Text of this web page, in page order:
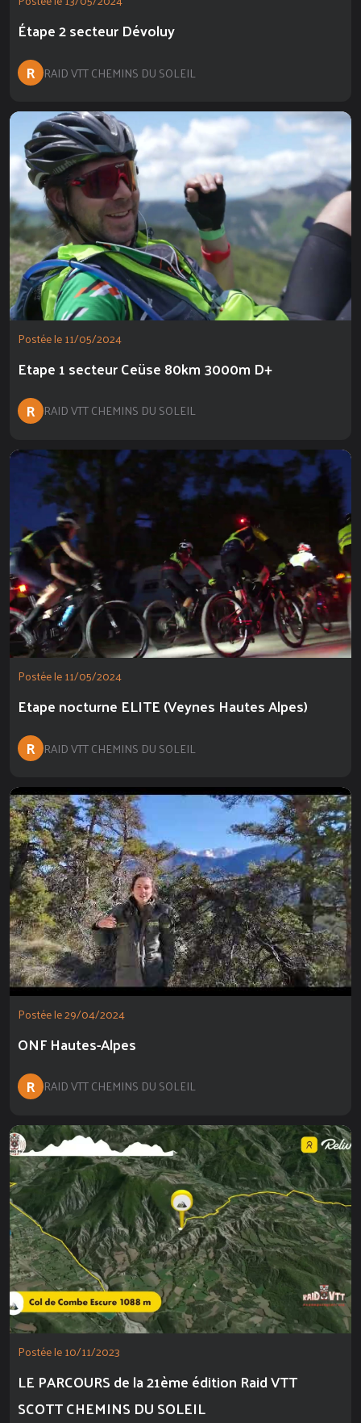
Étape 2 secteur Dévoluy
R RAID VTT CHEMINS DU SOLEIL
Postée le 11/05/2024
Etape 1 secteur Ceüse 80km 3000m D+
R RAID VTT CHEMINS DU SOLEIL
Postée le 11/05/2024
Etape nocturne ELITE (Veynes Hautes Alpes)
R RAID VTT CHEMINS DU SOLEIL
Postée le 29/04/2024
ONF Hautes-Alpes
R RAID VTT CHEMINS DU SOLEIL
Postée le 10/11/2023
LE PARCOURS de la 21ème édition Raid VTT
SCOTT CHEMINS DU SOLEIL